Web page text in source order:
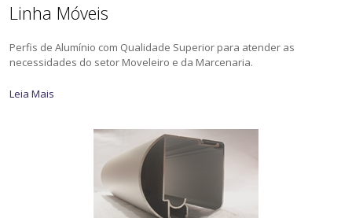
Linha Móveis
Perfis de Alumínio com Qualidade Superior para atender as
necessidades do setor Moveleiro e da Marcenaria.
Leia Mais